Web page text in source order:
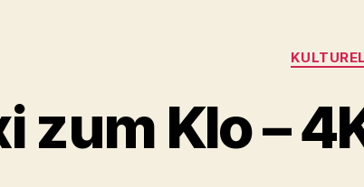
zum Klo –